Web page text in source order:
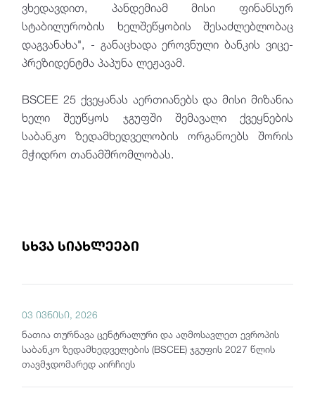
ვხედავდით, პანდემიამ მისი ფინანსურ
სტაბილურობის ხელშეწყობის შესაძლებლობაც
დაგვანახა", - განაცხადა ეროვნული ბანკის ვიცე-
პრეზიდენტმა პაპუნა ლეჟავამ.
BSCEE 25 ქვეყანას აერთიანებს და მისი მიზანია
ხელი შეუწყოს ჯგუფში შემავალი ქვეყნების
საბანკო ზედამხედველობის ორგანოებს შორის
მჭიდრო თანამშრომლობას.
სხვა სიახლეები
03 ივნისი, 2026
ნათია თურნავა ცენტრალური და აღმოსავლეთ ევროპის
საბანკო ზედამხედველების (BSCEE) ჯგუფის 2027 წლის
თავმჯდომარედ აირჩიეს